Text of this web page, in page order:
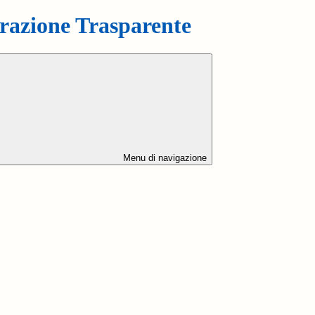
Trasparente
Menu di navigazione